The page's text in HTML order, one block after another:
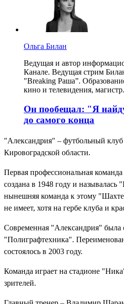
Ольга Билан
Ведущая и автор
Канале. Ведущая стрим
"Breaking Раша”.
кино и телевидения, магистр.
Он пообещал: "Я
до самого конца
"Александрия" – футбольный
Кировоградской области.
Первая профессиональная
создана в 1948 году и
нынешняя команда к этому
не имеет, хотя на гербе клуба и
Современная "Александрия" была
"Полиграфтехника".
состоялось в 2003 году.
Команда играет на стадионе
зрителей.